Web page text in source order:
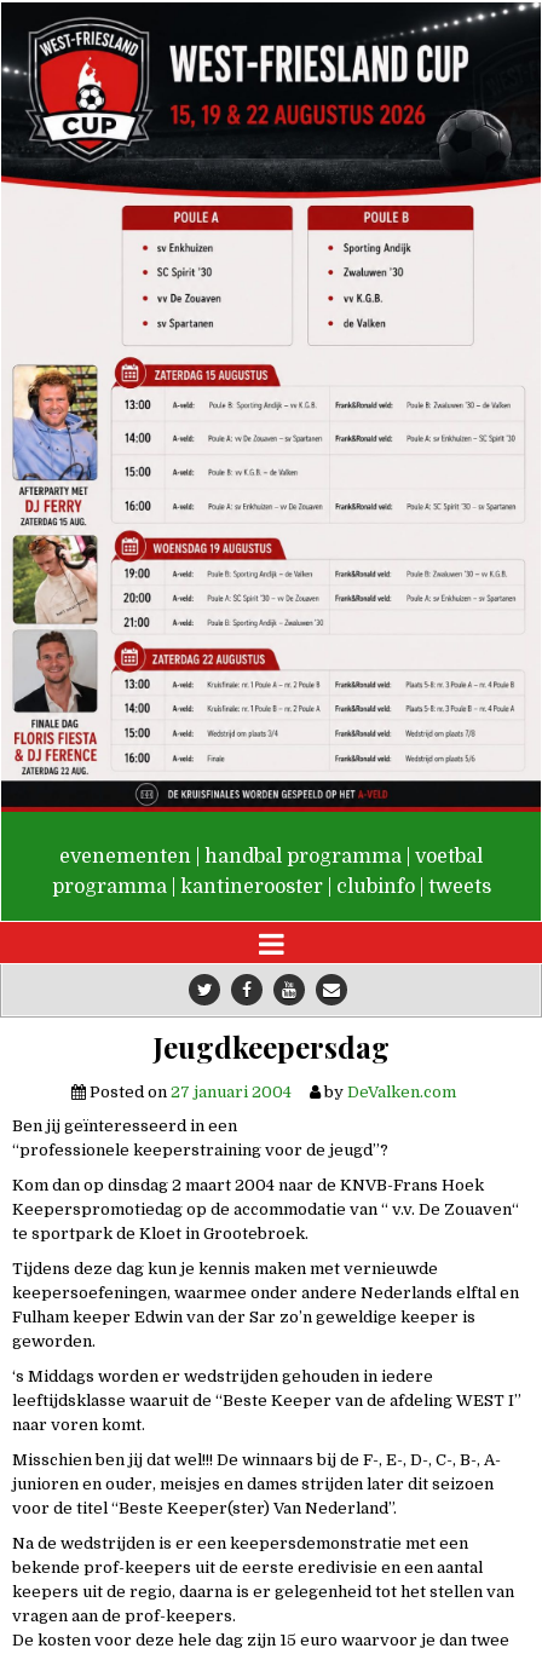
De Valken
evenementen handbal programma
voetbal
programma
kantinerooster clubinfo tweets
Jeugdkeepersdag
Posted on 27 januari 2004 by DeValken.com
Ben jij geïnteresseerd in een
“professionele keeperstraining voor de jeugd”?
Kom dan op dinsdag 2 maart 2004 naar de KNVB-Frans Hoek
Keeperspromotiedag op de accommodatie van “ v.v. De Zouaven“
te sportpark de Kloet in Grootebroek.
Tijdens deze dag kun je kennis maken met vernieuwde
keepersoefeningen, waarmee onder andere Nederlands elftal en
Fulham keeper Edwin van der Sar zo’n geweldige keeper is
geworden.
‘s Middags worden er wedstrijden gehouden in iedere
leeftijdsklasse waaruit de “Beste Keeper van de afdeling WEST I”
naar voren komt.
Misschien ben jij dat wel!!! De winnaars bij de F-, E-, D-, C-, B-, A-
junioren en ouder, meisjes en dames strijden later dit seizoen
voor de titel “Beste Keeper(ster) Van Nederland”.
Na de wedstrijden is er een keepersdemonstratie met een
bekende prof-keepers uit de eerste eredivisie en een aantal
keepers uit de regio, daarna is er gelegenheid tot het stellen van
vragen aan de prof-keepers.
De kosten voor deze hele dag zijn 15 euro waarvoor je dan twee